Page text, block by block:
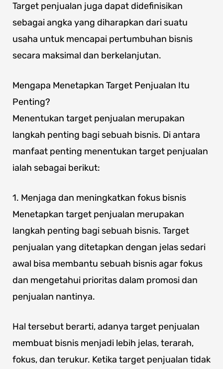
Target penjualan juga dapat didefinisikan
sebagai angka yang diharapkan dari suatu
usaha untuk mencapai pertumbuhan bisnis
secara maksimal dan berkelanjutan.
Mengapa Menetapkan Target Penjualan Itu
Penting?
Menentukan target penjualan merupakan
langkah penting bagi sebuah bisnis. Di antara
manfaat penting menentukan target penjualan
ialah sebagai berikut:
1. Menjaga dan meningkatkan fokus bisnis
Menetapkan target penjualan merupakan
langkah penting bagi sebuah bisnis. Target
penjualan yang ditetapkan dengan jelas sedari
awal bisa membantu sebuah bisnis agar fokus
dan mengetahui prioritas dalam promosi dan
penjualan nantinya.
Hal tersebut berarti, adanya target penjualan
membuat bisnis menjadi lebih jelas, terarah,
fokus, dan terukur. Ketika target penjualan tidak